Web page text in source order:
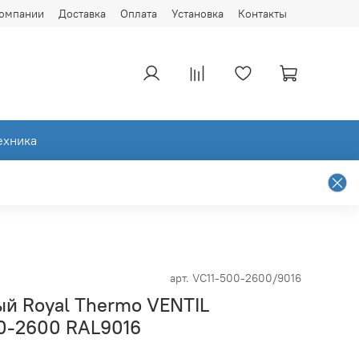
Доставка Оплата Установка Контакты
арт. VC11-500-2600/9016
Royal Thermo VENTIL
2600 RAL9016